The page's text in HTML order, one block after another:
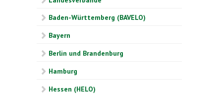
Baden-Württemberg (BAVELO)
Bayern
Berlin und Brandenburg
Hamburg
Hessen (HELO)